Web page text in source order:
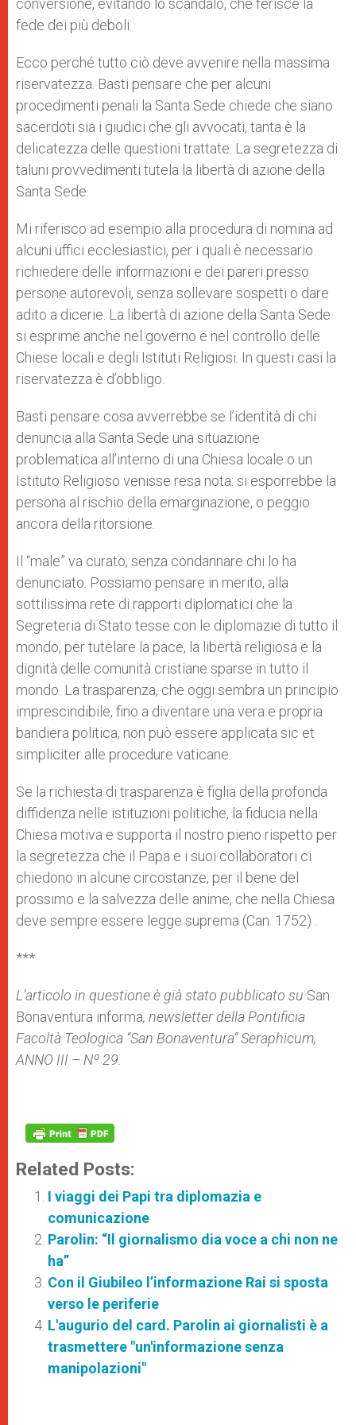
conversione, evitando lo scandalo, che ferisce la
fede dei più deboli.
Ecco perché tutto ciò deve avvenire nella massima
riservatezza. Basti pensare che per alcuni
procedimenti penali la Santa Sede chiede che siano
sacerdoti sia i giudici che gli avvocati, tanta è la
delicatezza delle questioni trattate. La segretezza di
taluni provvedimenti tutela la libertà di azione della
Santa Sede.
Mi riferisco ad esempio alla procedura di nomina ad
alcuni uffici ecclesiastici, per i quali è necessario
richiedere delle informazioni e dei pareri presso
persone autorevoli, senza sollevare sospetti o dare
adito a dicerie. La libertà di azione della Santa Sede
si esprime anche nel governo e nel controllo delle
Chiese locali e degli Istituti Religiosi. In questi casi la
riservatezza è d’obbligo.
Basti pensare cosa avverrebbe se l’identità di chi
denuncia alla Santa Sede una situazione
problematica all’interno di una Chiesa locale o un
Istituto Religioso venisse resa nota: si esporrebbe la
persona al rischio della emarginazione, o peggio
ancora della ritorsione.
Il “male” va curato, senza condannare chi lo ha
denunciato. Possiamo pensare in merito, alla
sottilissima rete di rapporti diplomatici che la
Segreteria di Stato tesse con le diplomazie di tutto il
mondo, per tutelare la pace, la libertà religiosa e la
dignità delle comunità cristiane sparse in tutto il
mondo. La trasparenza, che oggi sembra un principio
imprescindibile, fino a diventare una vera e propria
bandiera politica, non può essere applicata sic et
simpliciter alle procedure vaticane.
Se la richiesta di trasparenza è figlia della profonda
diffidenza nelle istituzioni politiche, la fiducia nella
Chiesa motiva e supporta il nostro pieno rispetto per
la segretezza che il Papa e i suoi collaboratori ci
chiedono in alcune circostanze, per il bene del
prossimo e la salvezza delle anime, che nella Chiesa
deve sempre essere legge suprema (Can. 1752) .
***
L’articolo in questione è già stato pubblicato su San
Bonaventura informa, newsletter della Pontificia
Facoltà Teologica “San Bonaventura” Seraphicum,
ANNO III – Nº 29.
Related Posts:
I viaggi dei Papi tra diplomazia e
comunicazione
Parolin: “Il giornalismo dia voce a chi non ne
ha”
Con il Giubileo l’informazione Rai si sposta
verso le periferie
L'augurio del card. Parolin ai giornalisti è a
trasmettere "un'informazione senza
manipolazioni"